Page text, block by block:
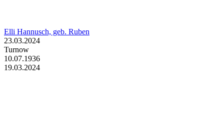
Elli Hannusch, geb. Ruben
23.03.2024
Turnow
10.07.1936
19.03.2024